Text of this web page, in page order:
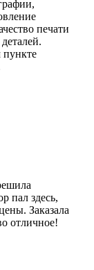
печати
пункте
пал здесь,
Заказала
отличное!